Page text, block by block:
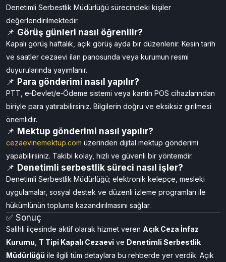
ziyaretçi otoparkı mevcuttur.
📌Kimler kalıyor?
Salihli Açık Cezaevi düşük riskli hükümlüler içindir. T Tipi Kapalı
Cezaevi ise orta-yüksek riskli hükümlüler için tasarlanmıştır.
Denetimli Serbestlik Müdürlüğü sürecindeki kişiler
değerlendirilmektedir.
📌 Görüş günleri nasıl öğrenilir?
Kapalı görüş haftalık, açık görüş ayda bir düzenlenir. Kesin tarih
ve saatler cezaevi ilan panosunda veya kurumun resmi
duyurularında yayımlanır.
📌 Para gönderimi nasıl yapılır?
PTT, e‑Devlet/e‑Ödeme sistemi veya kantin POS cihazlarından
biriyle para yatırabilirsiniz. Bilgilerin doğru ve eksiksiz girilmesi
önemlidir.
📌Mektup gönderimi nasıl yapılır?
cezaevinemektup.comüzerinden dijital mektup gönderimi
yapabilirsiniz. Takibi kolay, hızlı ve güvenli bir yöntemdir.
📌Denetimli serbestlik süreci nasıl işler?
Denetimli Serbestlik Müdürlüğü; elektronik kelepçe, mesleki
uygulamalar, sosyal destek ve düzenli izleme programları ile
hükümlünün topluma kazandırılmasını sağlar.